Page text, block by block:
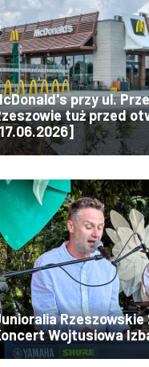
przy ul.
tuż przed
Rzeszowskie
Wojtusiowa